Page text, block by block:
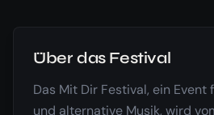
Über das Festival
Das Mit Dir Festival, ein
und alternative Musik, wird